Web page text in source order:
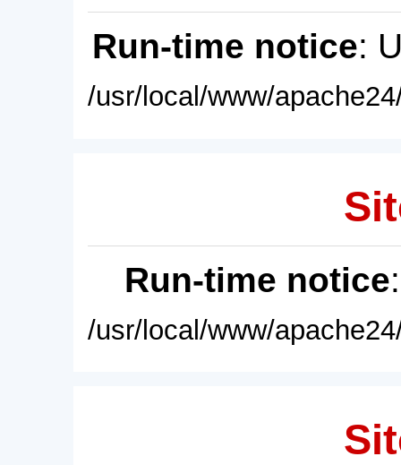
Run-time notice:
/usr/local/www/
Run-time notice
/usr/local/www/